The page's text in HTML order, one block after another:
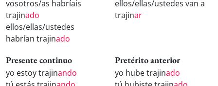
vosotros/as habríais
trajinado
ellos/ellas/ustedes
habrían trajinado
ellos/ellas/ustedes van a
trajinar
Presente continuo
yo estoy trajinando
Pretérito anterior
yo hube trajinado